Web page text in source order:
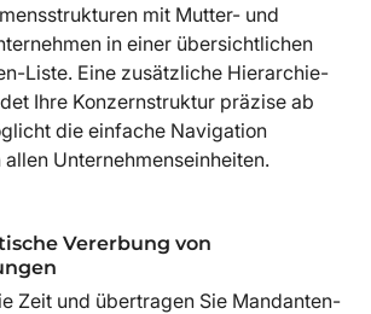
mit Mutter- und
in einer übersichtlichen
Liste. Eine zusätzliche Hierarchie-
Ihre Konzernstruktur präzise ab
die einfache Navigation
Unternehmenseinheiten.
Vererbung von
Zeit und übertragen Sie Mandanten-